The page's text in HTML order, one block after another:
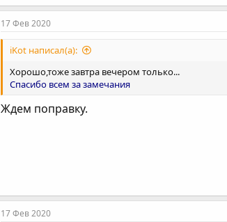
17 Фев 2020
iKot написал(а):
Хорошо,тоже завтра вечером только...
Спасибо всем за замечания
Ждем поправку.
17 Фев 2020